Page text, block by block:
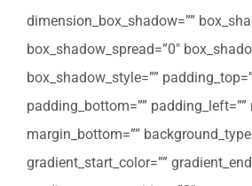
dimension_box_shadow=””
box_shadow_spread=”0″
box_shadow_style=””
padding_bottom=”” padding_left=””
margin_bottom=””
gradient_start_color=””